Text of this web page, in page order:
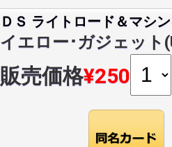
ＤＳ ライトロード＆マシ
イエロー･ガジェット
販売価格¥250